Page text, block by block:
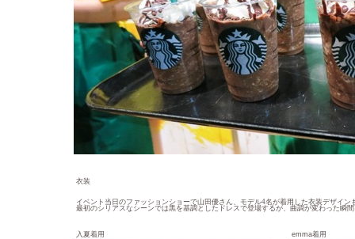
入夏着用 emma着用
衣装
イベント当日のファッションショーで山田優さん、モデル4名が着用した衣装デザイン
最初のシリアスなシーンでは黒を基調としたドレスで登場するが、曲調が変わった瞬